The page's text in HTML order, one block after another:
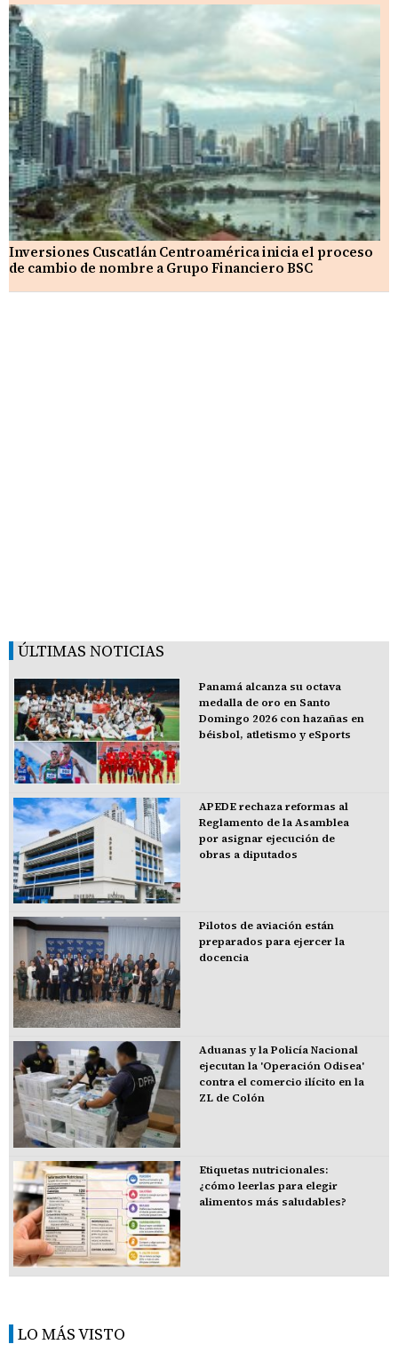
Inversiones Cuscatlán Centroamérica inicia el proceso
de cambio de nombre a Grupo Financiero BSC
ÚLTIMAS NOTICIAS
Panamá alcanza su octava
medalla de oro en Santo
Domingo 2026 con hazañas en
béisbol, atletismo y eSports
APEDE rechaza reformas al
Reglamento de la Asamblea
por asignar ejecución de
obras a diputados
Pilotos de aviación están
preparados para ejercer la
docencia
Aduanas y la Policía Nacional
ejecutan la 'Operación Odisea'
contra el comercio ilícito en la
ZL de Colón
Etiquetas nutricionales:
¿cómo leerlas para elegir
alimentos más saludables?
LO MÁS VISTO